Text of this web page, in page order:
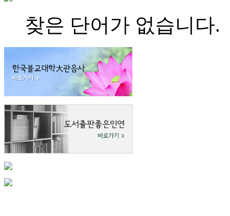
찾은 단어가 없습니다.